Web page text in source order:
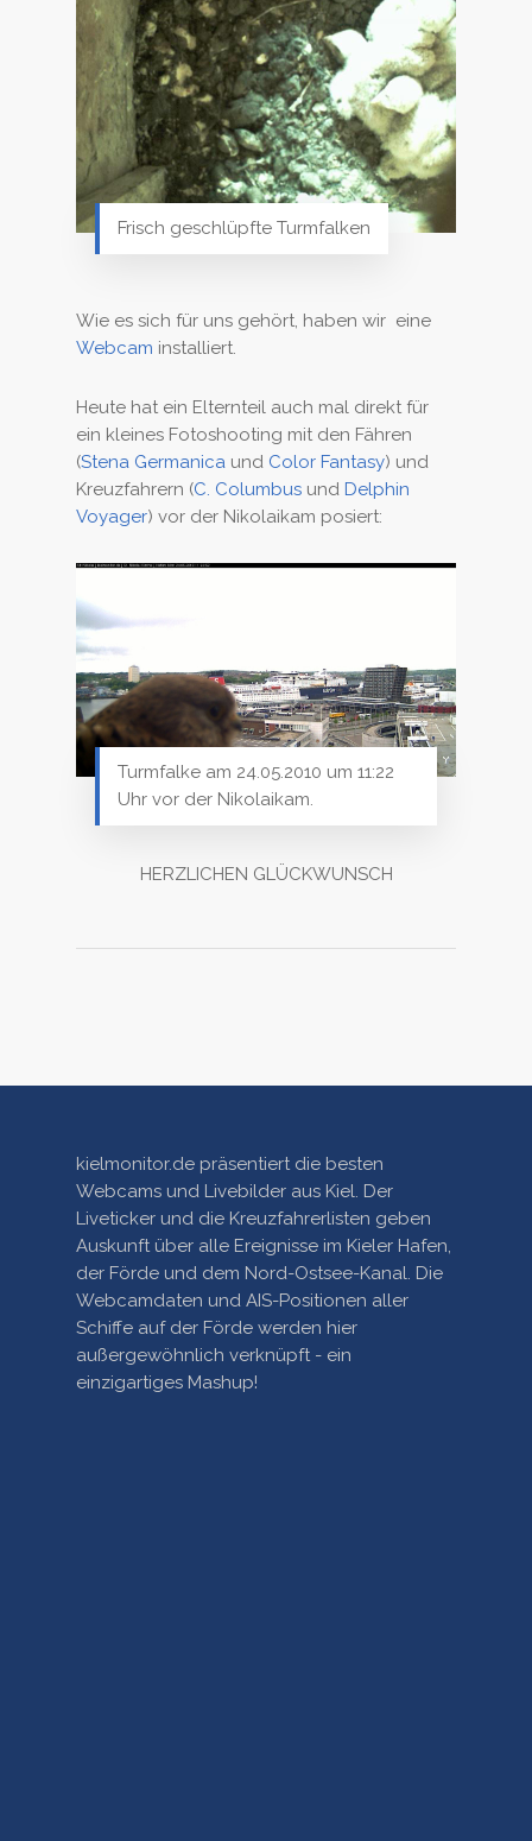
Frisch geschlüpfte Turmfalken
Wie es sich für uns gehört, haben wir eine
Webcam installiert.
Heute hat ein Elternteil auch mal direkt für
ein kleines Fotoshooting mit den Fähren
(Stena Germanica und Color Fantasy) und
Kreuzfahrern (C. Columbus und Delphin
Voyager) vor der Nikolaikam posiert:
Turmfalke am 24.05.2010 um 11:22
Uhr vor der Nikolaikam.
HERZLICHEN GLÜCKWUNSCH
kielmonitor.de präsentiert die besten
Webcams und Livebilder aus Kiel. Der
Liveticker und die Kreuzfahrerlisten geben
Auskunft über alle Ereignisse im Kieler Hafen,
der Förde und dem Nord-Ostsee-Kanal. Die
Webcamdaten und AIS-Positionen aller
Schiffe auf der Förde werden hier
außergewöhnlich verknüpft - ein
einzigartiges Mashup!